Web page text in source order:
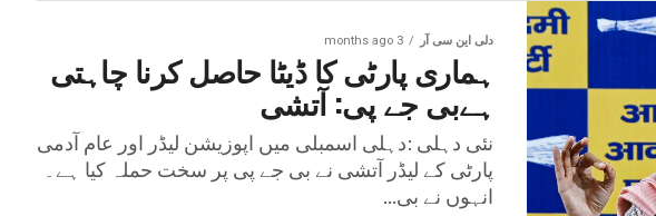
دلی این سی آر 3 months ago
ہماری پارٹی کا ڈیٹا حاصل کرنا چاہتی
ہےبی جے پی: آتشی
نئی دہلی :دہلی اسمبلی میں اپوزیشن لیڈر اور عام آدمی
پارٹی کے لیڈر آتشی نے بی جے پی پر سخت حملہ کیا ہے۔
انہوں نے بی...